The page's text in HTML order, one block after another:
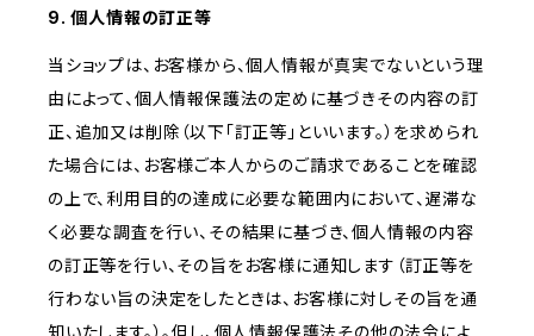
9. 個人情報の訂正等
当ショップは、お客様から、個人情報が真実でないという理
由によって、個人情報保護法の定めに基づきその内容の訂
正、追加又は削除（以下「訂正等」といいます。）を求められ
た場合には、お客様ご本人からのご請求であることを確認
の上で、利用目的の達成に必要な範囲内において、遅滞な
く必要な調査を行い、その結果に基づき、個人情報の内容
の訂正等を行い、その旨をお客様に通知します（訂正等を
行わない旨の決定をしたときは、お客様に対しその旨を通